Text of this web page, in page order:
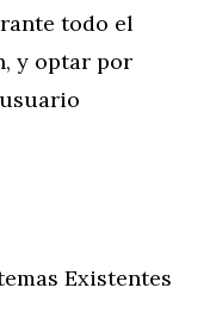
todo el
y optar por
Existentes